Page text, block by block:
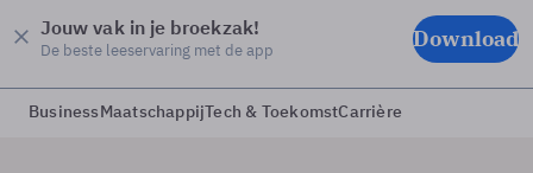
Jouw vak in je broekzak!
De beste leeservaring met de app Download
BusinessMaatschappijTech & ToekomstCarrière